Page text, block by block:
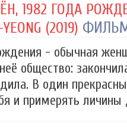
1982 ГОДА
(2019)
- обычная
общество:
В один
и примерять личины